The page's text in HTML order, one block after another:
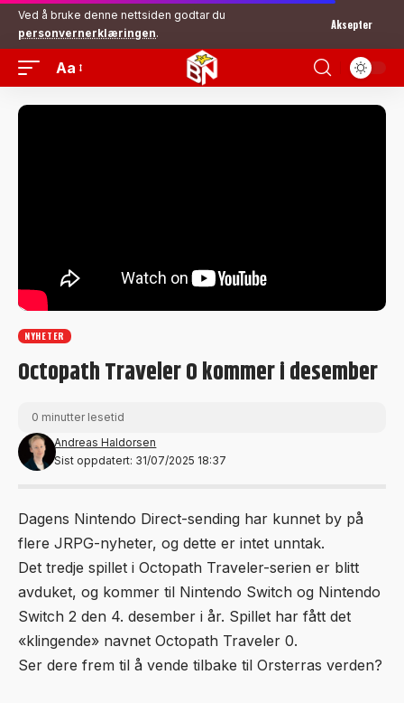
Ved å bruke denne nettsiden godtar du
personvernerklæringen.
Aksepter
Aa
NYHETER
Octopath Traveler 0 kommer i desember
Sist oppdatert: 31/07/2025 18:37
Andreas Haldorsen
0 minutter lesetid
Dagens Nintendo Direct-sending har kunnet by på
flere JRPG-nyheter, og dette er intet unntak.
Det tredje spillet i Octopath Traveler-serien er blitt
avduket, og kommer til Nintendo Switch og Nintendo
Switch 2 den 4. desember i år. Spillet har fått det
«klingende» navnet Octopath Traveler 0.
Ser dere frem til å vende tilbake til Orsterras verden?